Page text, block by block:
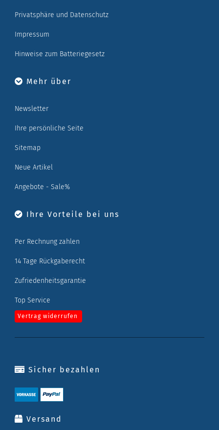
Privatsphäre und Datenschutz
Impressum
Hinweise zum Batteriegesetz
Mehr über
Newsletter
Ihre persönliche Seite
Sitemap
Neue Artikel
Angebote - Sale%
Ihre Vorteile bei uns
Per Rechnung zahlen
14 Tage Rückgaberecht
Zufriedenheitsgarantie
Top Service
Vertrag widerrufen
Sicher bezahlen
Versand